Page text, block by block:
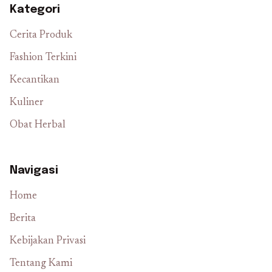
Kategori
Cerita Produk
Fashion Terkini
Kecantikan
Kuliner
Obat Herbal
Navigasi
Home
Berita
Kebijakan Privasi
Tentang Kami